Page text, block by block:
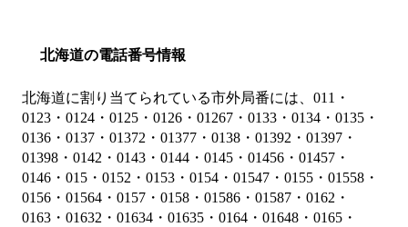
北海道の電話番号情報
北海道に割り当てられている市外局番には、011・
0123・0124・0125・0126・01267・0133・0134・0135・
0136・0137・01372・01377・0138・01392・01397・
01398・0142・0143・0144・0145・01456・01457・
0146・015・0152・0153・0154・01547・0155・01558・
0156・01564・0157・0158・01586・01587・0162・
0163・01632・01634・01635・0164・01648・0165・